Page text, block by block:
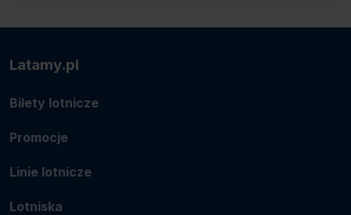
Latamy.pl
Bilety lotnicze
Promocje
Linie lotnicze
Lotniska